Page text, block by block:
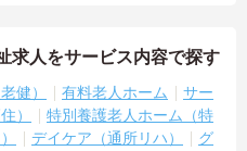
求人をサービス内容で探す
健） 有料老人ホーム
サー
）
特別養護老人ホーム（特
デイケア（通所リハ）
グ